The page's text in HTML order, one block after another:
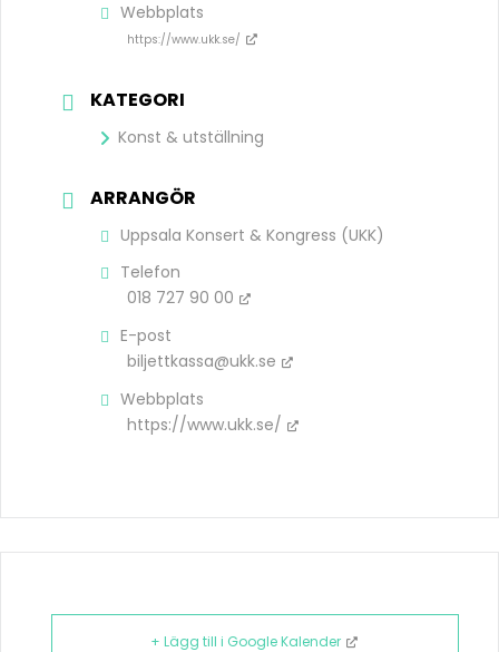
Webbplats
https://www.ukk.se/
KATEGORI
Konst & utställning
ARRANGÖR
Uppsala Konsert & Kongress (UKK)
Telefon
018 727 90 00
E-post
biljettkassa@ukk.se
Webbplats
https://www.ukk.se/
+ Lägg till i Google Kalender